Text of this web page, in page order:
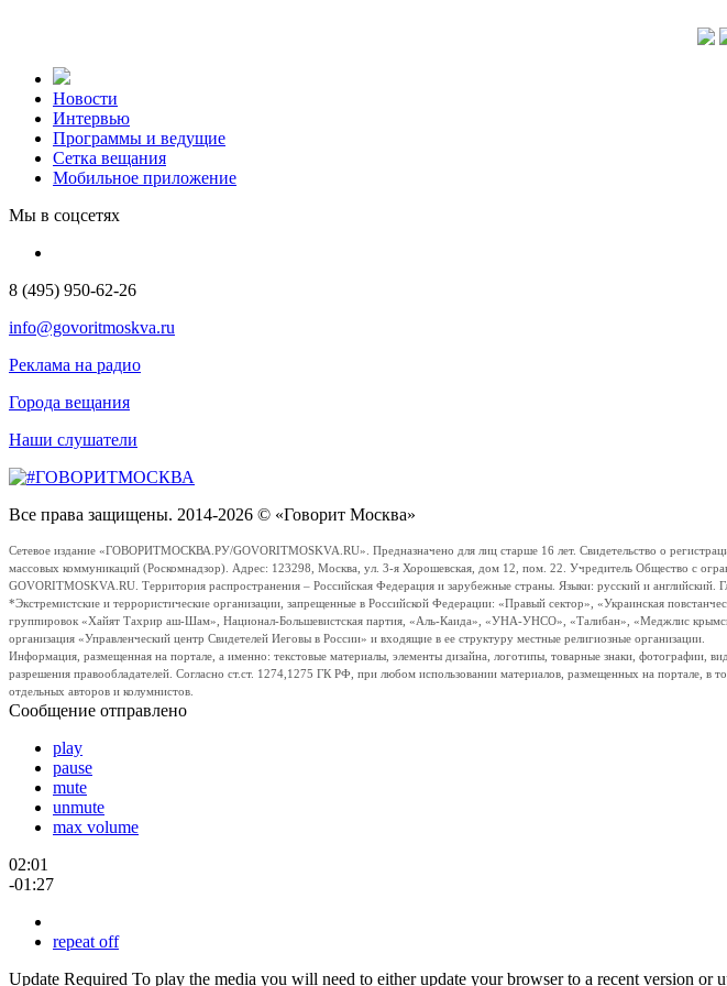
Новости
Интервью
Программы и ведущие
Сетка вещания
Мобильное приложение
Мы в соцсетях
8 (495) 950-62-26
info@govoritmoskva.ru
Реклама на радио
Города вещания
Наши слушатели
Все права защищены. 2014-2026 © «Говорит Москва»
Сетевое издание «ГОВОРИТМОСКВА.РУ/GOVORITMOSKVA.RU». Предназначено для лиц старше 16 лет. Свидетельство о
массовых коммуникаций (Роскомнадзор). Адрес: 123298, Москва, ул. 3-я Хорошевская, дом 12, пом. 22. Учредитель Общество с
GOVORITMOSKVA.RU. Территория распространения – Российская Федерация и зарубежные страны. Языки: русский и
*Экстремистские и террористические организации, запрещенные в Российской Федерации: «Правый сектор», «Украинская
группировок «Хайят Тахрир аш-Шам», Национал-Большевистская партия, «Аль-Каида», «УНА-УНСО», «Талибан», «Меджлис
организация «Управленческий центр Свидетелей Иеговы в России» и входящие в ее структуру местные религиозные организации.
Информация, размещенная на портале, а именно: текстовые материалы, элементы дизайна, логотипы, товарные знаки, фотографии,
разрешения правообладателей. Согласно ст.ст. 1274,1275 ГК РФ, при любом использовании материалов, размещенных на портале, в
отдельных авторов и колумнистов.
Сообщение отправлено
play
pause
mute
unmute
max volume
02:01
-01:27
repeat off
Update Required To play the media you will need to either update your browser to a recent version or